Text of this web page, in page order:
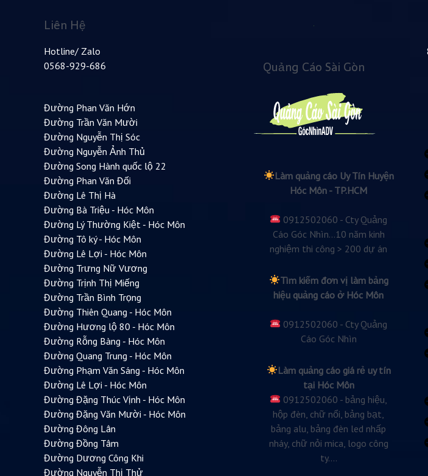
Liên Hệ
Hotline/ Zalo
0568-929-686
Đường Phan Văn Hớn
Đường Trần Văn Mười
Đường Nguyễn Thị Sóc
Đường Nguyễn Ảnh Thủ
Đường Song Hành quốc lộ 22
Đường Phan Văn Đối
Đường Lê Thị Hà
Đường Bà Triệu - Hóc Môn
Đường Lý Thường Kiệt - Hóc Môn
Đường Tô ký - Hóc Môn
Đường Lê Lợi - Hóc Môn
Đường Trưng Nữ Vương
Đường Trịnh Thị Miếng
Đường Trần Bình Trọng
Đường Thiên Quang - Hóc Môn
Đường Hương lộ 80 - Hóc Môn
Đường Rỗng Bàng - Hóc Môn
Đường Quang Trung - Hóc Môn
Đường Phạm Văn Sáng - Hóc Môn
Đường Lê Lợi - Hóc Môn
Đường Đặng Thúc Vịnh - Hóc Môn
Đường Đặng Văn Mười - Hóc Môn
Đường Đông Lân
Đường Đồng Tâm
Đường Dương Công Khi
Đường Nguyễn Thị Thử
Quảng Cáo Sài Gòn
Làm quảng cáo Uy Tín Huyện
Hóc Môn - TP.HCM
0912502060 - Cty Quảng
Cáo Góc Nhìn...10 năm kinh
nghiệm thi công > 200 dự án
Tìm kiếm đơn vị làm bảng
hiệu quảng cáo ở Hóc Môn
0912502060 - Cty Quảng
Cáo Góc Nhìn
Làm quảng cáo giá rẻ uy tín
tại Hóc Môn
0912502060 - bảng hiệu,
hộp đèn, chữ nổi, bảng bạt,
bảng alu, bảng đèn led nhấp
nháy, chữ nỏi mica, logo công
ty....